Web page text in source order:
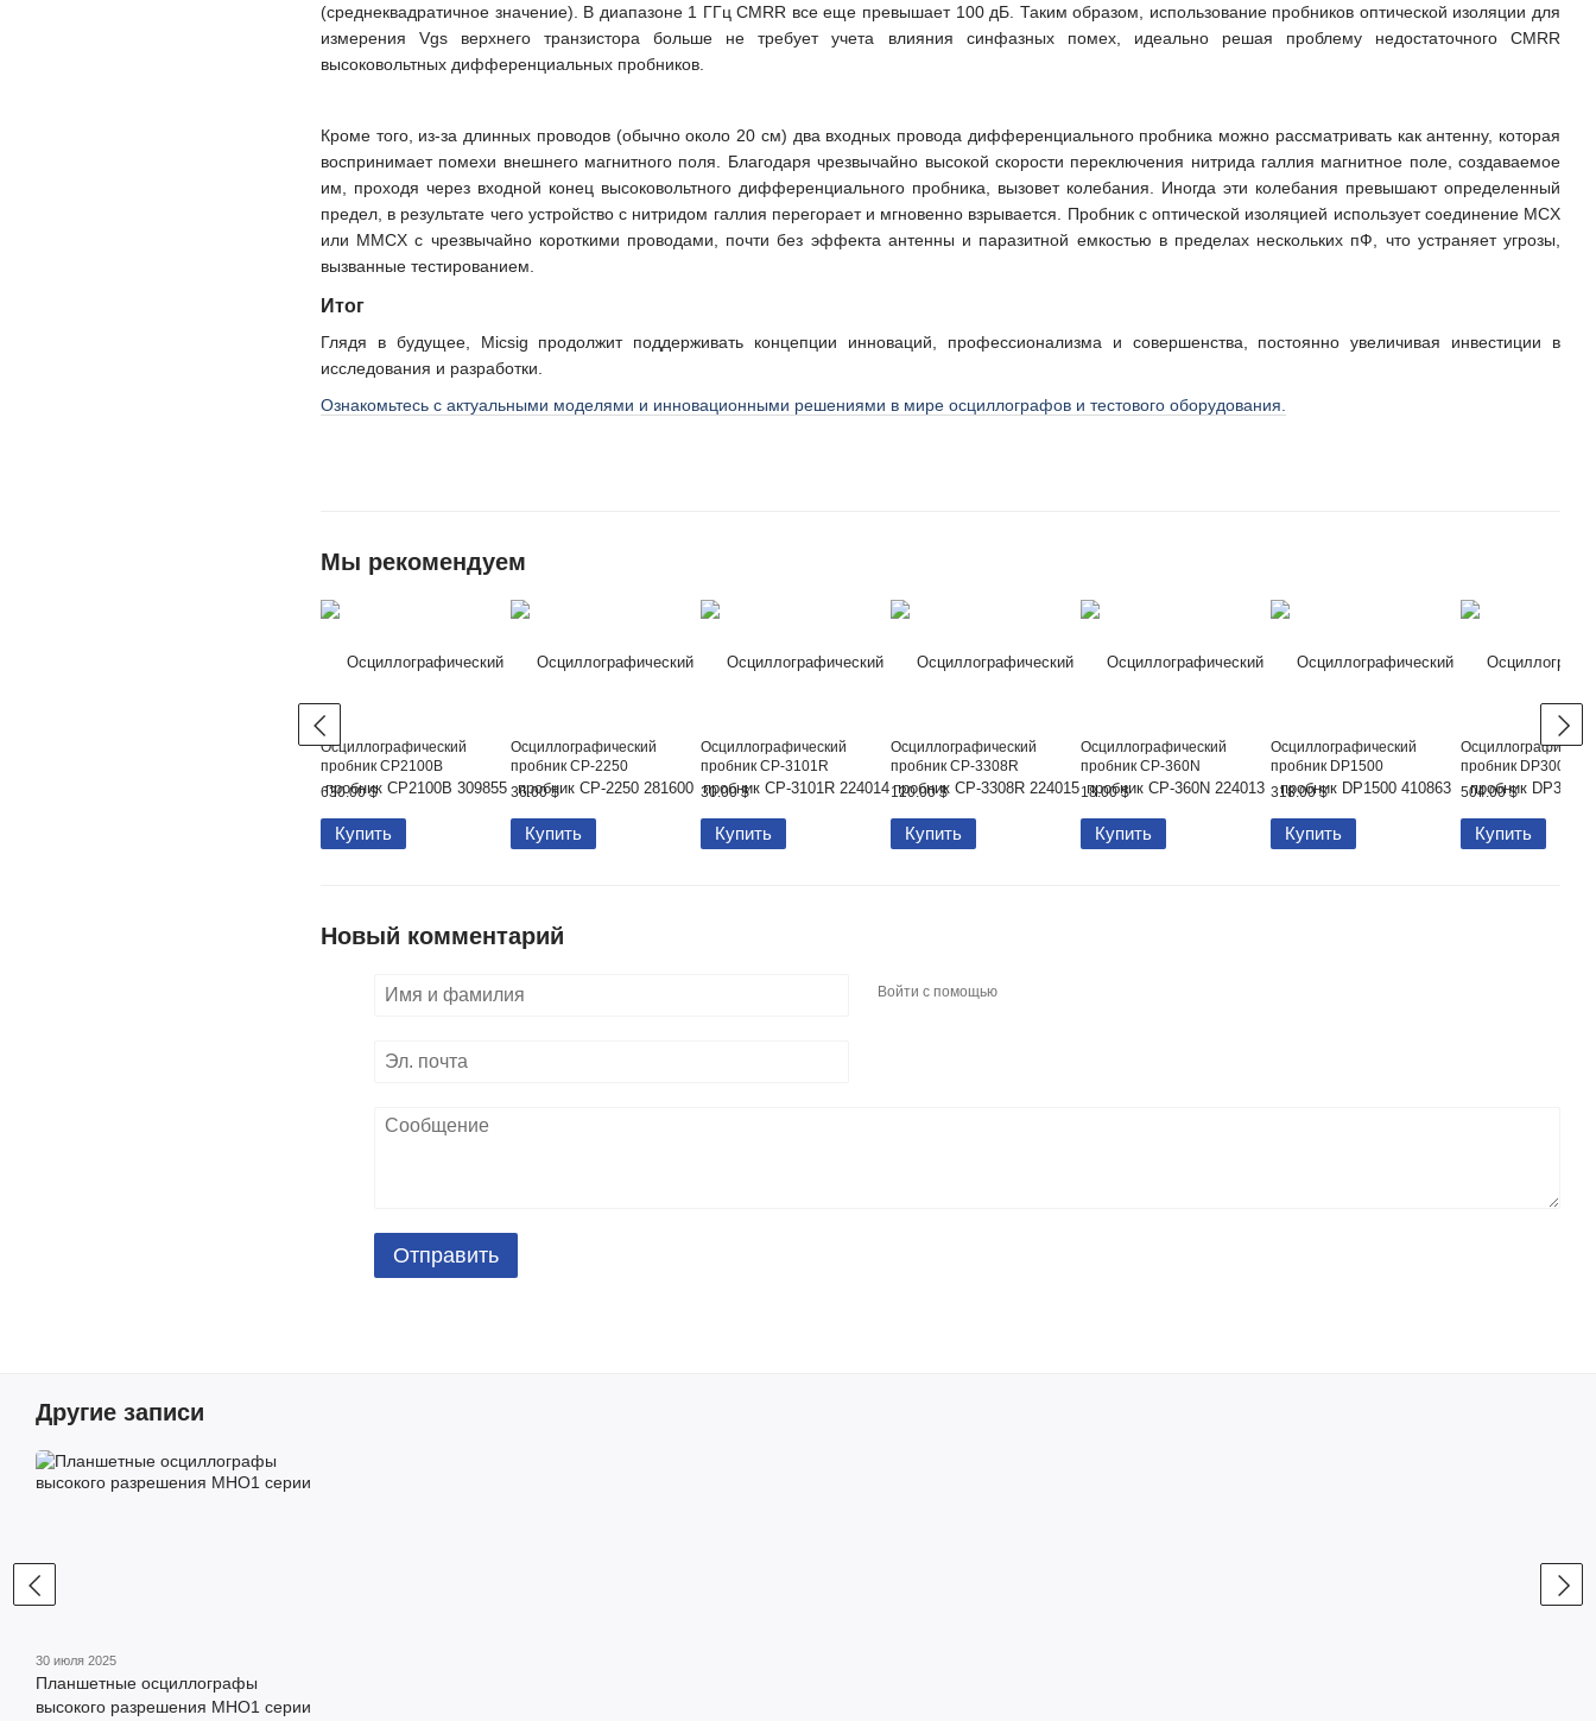
(среднеквадратичное значение). В диапазоне 1 ГГц CMRR все еще превышает 100 дБ. Таким образом, использование пробников оптической изоляции для
измерения Vgs верхнего транзистора больше не требует учета влияния синфазных помех, идеально решая проблему недостаточного CMRR
высоковольтных дифференциальных пробников.
Кроме того, из-за длинных проводов (обычно около 20 см) два входных провода дифференциального пробника можно рассматривать как антенну, которая
воспринимает помехи внешнего магнитного поля. Благодаря чрезвычайно высокой скорости переключения нитрида галлия магнитное поле, создаваемое
им, проходя через входной конец высоковольтного дифференциального пробника, вызовет колебания. Иногда эти колебания превышают определенный
предел, в результате чего устройство с нитридом галлия перегорает и мгновенно взрывается. Пробник с оптической изоляцией использует соединение MCX
или MMCX с чрезвычайно короткими проводами, почти без эффекта антенны и паразитной емкостью в пределах нескольких пФ, что устраняет угрозы,
вызванные тестированием.
Итог
Глядя в будущее, Micsig продолжит поддерживать концепции инноваций, профессионализма и совершенства, постоянно увеличивая инвестиции в
исследования и разработки.
Ознакомьтесь с актуальными моделями и инновационными решениями в мире осциллографов и тестового оборудования.
Мы рекомендуем
Осциллографический
пробник CP2100B
630.00 $
Купить
Осциллографический
пробник CP-2250
36.00 $
Купить
Осциллографический
пробник CP-3101R
30.00 $
Купить
Осциллографический
пробник CP-3308R
120.00 $
Купить
Осциллографический
пробник CP-360N
18.00 $
Купить
Осциллографический
пробник DP1500
318.00 $
Купить
пробник DP3002
504.00 $
Купить
Новый комментарий
Войти с помощью
Отправить
Другие записи
30 июля 2025
Планшетные осциллографы
высокого разрешения MHO1 серии